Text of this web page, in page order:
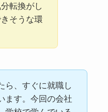
転換がし
そうな環
ら、すぐに就職し
ます。今回の会社